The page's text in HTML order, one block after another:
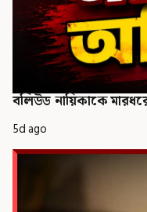
বলিউড নায়িকাকে
5d ago